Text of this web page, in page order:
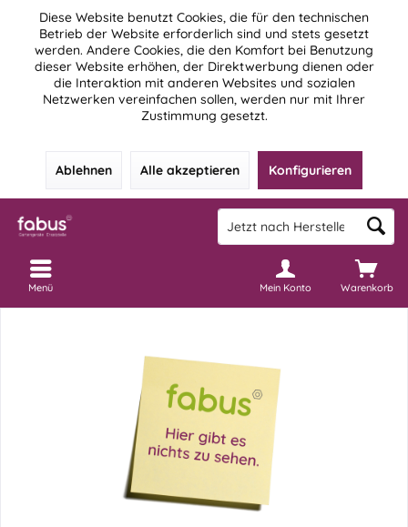
Diese Website benutzt Cookies, die für den technischen
Betrieb der Website erforderlich sind und stets gesetzt
werden. Andere Cookies, die den Komfort bei Benutzung
dieser Website erhöhen, der Direktwerbung dienen oder
die Interaktion mit anderen Websites und sozialen
Netzwerken vereinfachen sollen, werden nur mit Ihrer
Zustimmung gesetzt.
Ablehnen Alle akzeptieren Konfigurieren
Warenkorb
Mein Konto
Menü